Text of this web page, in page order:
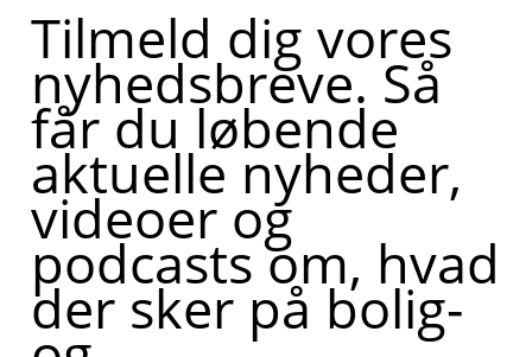
Tilmeld dig vores
nyhedsbreve. Så
får du løbende
aktuelle nyheder,
videoer og
podcasts om, hvad
der sker på bolig-